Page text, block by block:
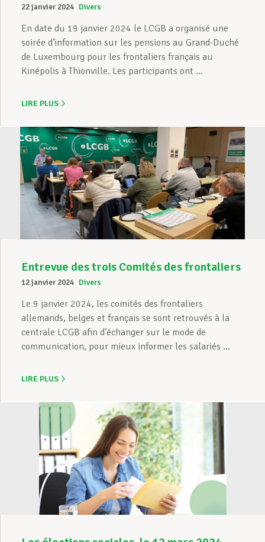
22 janvier 2024 Divers
En date du 19 janvier 2024 le LCGB a organisé une
soirée d’information sur les pensions au Grand-Duché
de Luxembourg pour les frontaliers français au
Kinépolis à Thionville. Les participants ont ...
LIRE PLUS
Entrevue des trois Comités des frontaliers
12 janvier 2024 Divers
Le 9 janvier 2024, les comités des frontaliers
allemands, belges et français se sont retrouvés à la
centrale LCGB afin d’échanger sur le mode de
communication, pour mieux informer les salariés ...
LIRE PLUS